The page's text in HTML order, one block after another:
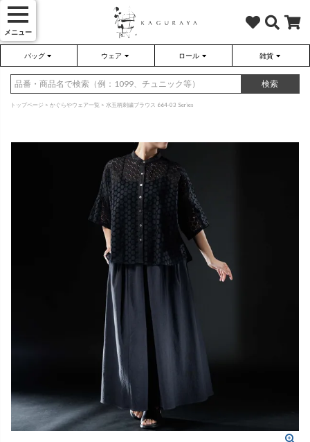
メニュー
バッグ
かぐらやバッグ
ハンドバッグ
ショルダーバッグ
かぐらやバッグ一覧
ウェア
かぐらやウェア
アウター
ベスト
ロール
かぐらやロール
さらり（無地）
（綿80%、ポリエステル15%、
ポリウレタン5%）
さらり（ボーダー）
（綿80%、ポリエステル15%、
ポリウレタン5%）
（無地）
（綿56%、アクリル24%、
ポリウレタン4%）
ナイロン16%、
雑貨
雑貨
ソックス・タイツ・ストッキ
雑貨一覧
検索
トップページ かぐらやウェア一覧 水玉柄刺繍ブラウス 664-03 Series